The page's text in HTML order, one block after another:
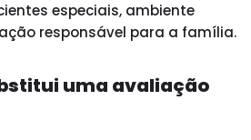
especiais, ambiente
responsável para a família.
uma avaliação